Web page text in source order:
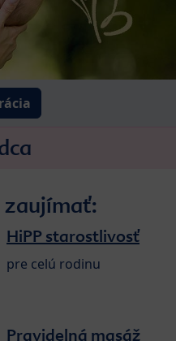
zaujímať:
HiPP starostlivosť
pre celú rodinu
Pravidelná masáž